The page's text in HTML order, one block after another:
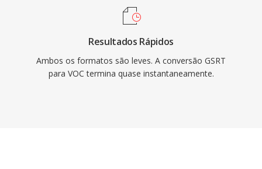
Resultados Rápidos
Ambos os formatos são leves. A conversão GSRT
para VOC termina quase instantaneamente.